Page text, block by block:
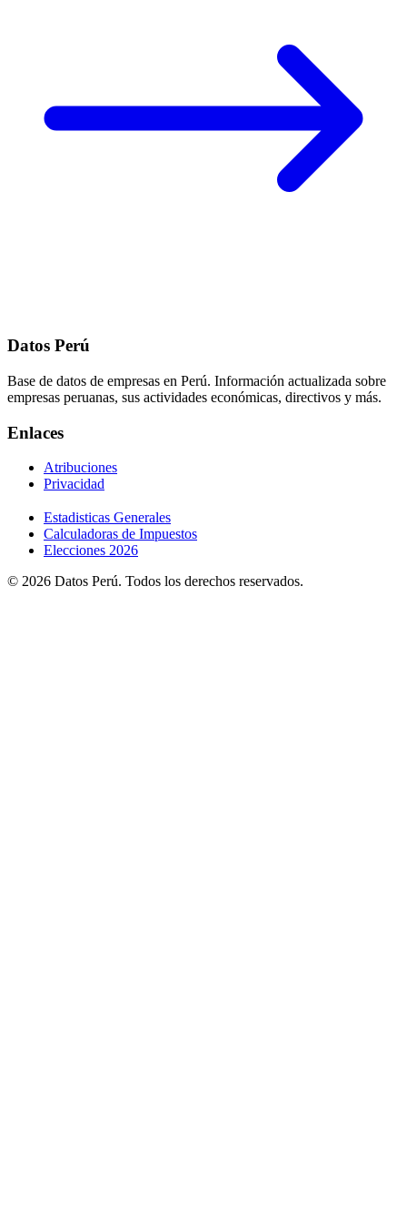
Datos Perú
Base de datos de empresas en Perú. Información actualizada sobre
empresas peruanas, sus actividades económicas, directivos y más.
Enlaces
Atribuciones
Privacidad
Estadisticas Generales
Calculadoras de Impuestos
Elecciones 2026
© 2026 Datos Perú. Todos los derechos reservados.